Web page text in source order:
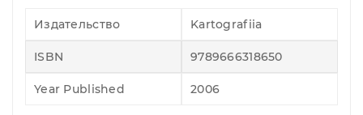
Издательство Kartografiia
ISBN 9789666318650
Year Published 2006